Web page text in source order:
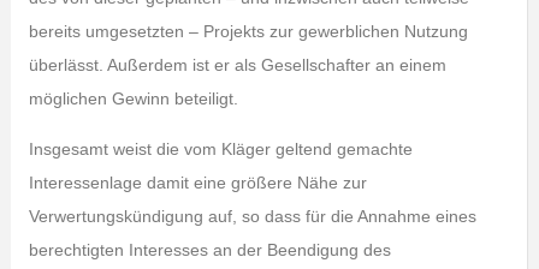
bereits umgesetzten – Projekts zur gewerblichen Nutzung
überlässt. Außerdem ist er als Gesellschafter an einem
möglichen Gewinn beteiligt.
Insgesamt weist die vom Kläger geltend gemachte
Interessenlage damit eine größere Nähe zur
Verwertungskündigung auf, so dass für die Annahme eines
berechtigten Interesses an der Beendigung des